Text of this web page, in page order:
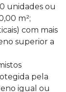
unidades ou
m²;
com mais
superior a
pela
igual ou